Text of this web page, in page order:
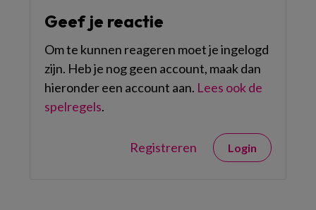
Geef je reactie
Om te kunnen reageren moet je ingelogd
zijn. Heb je nog geen account, maak dan
hieronder een account aan. Lees ook de
spelregels.
Registreren Login